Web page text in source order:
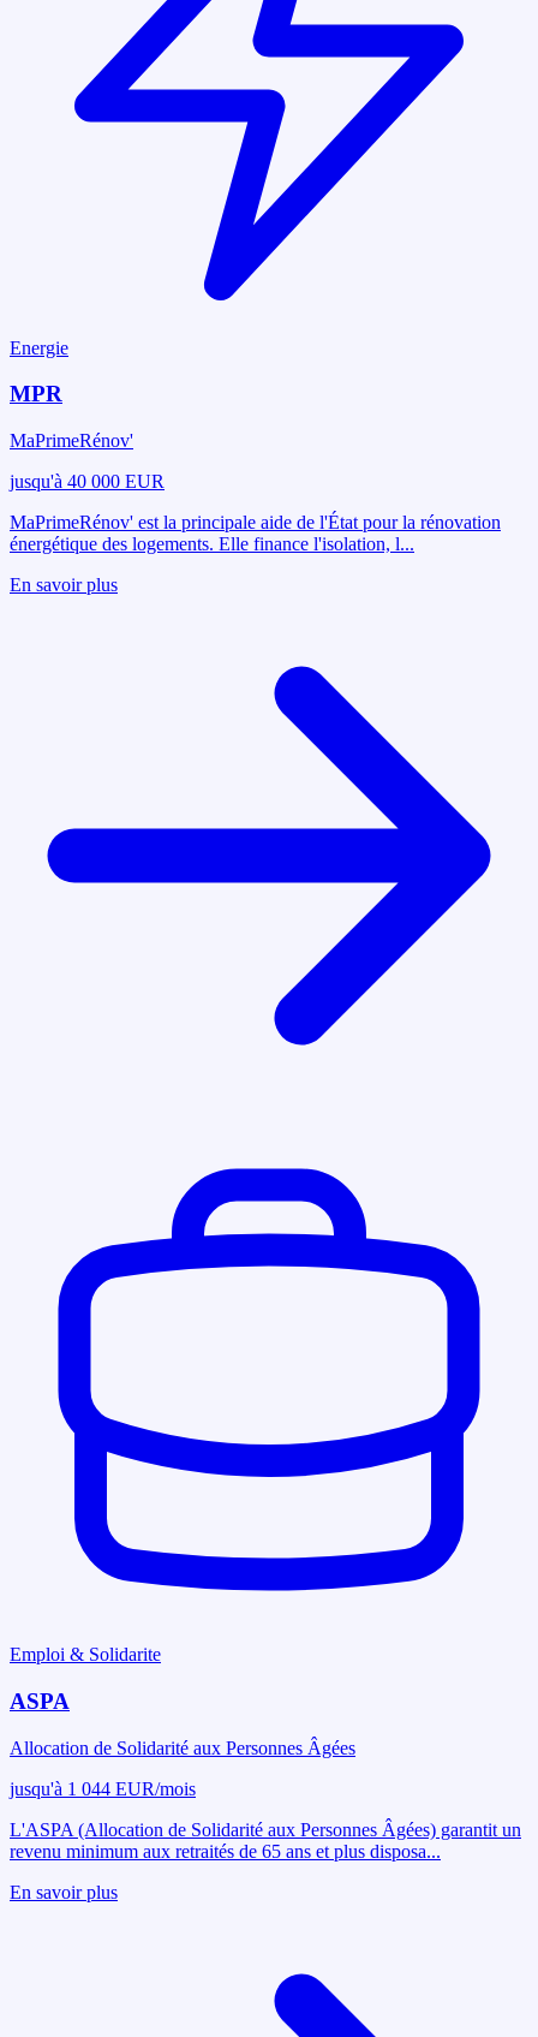
Energie
MPR
MaPrimeRénov'
jusqu'à 40 000 EUR
MaPrimeRénov' est la principale aide de l'État pour la rénovation
énergétique des logements. Elle finance l'isolation, l...
En savoir plus
Emploi & Solidarite
ASPA
Allocation de Solidarité aux Personnes Âgées
jusqu'à 1 044 EUR/mois
L'ASPA (Allocation de Solidarité aux Personnes Âgées) garantit un
revenu minimum aux retraités de 65 ans et plus disposa...
En savoir plus